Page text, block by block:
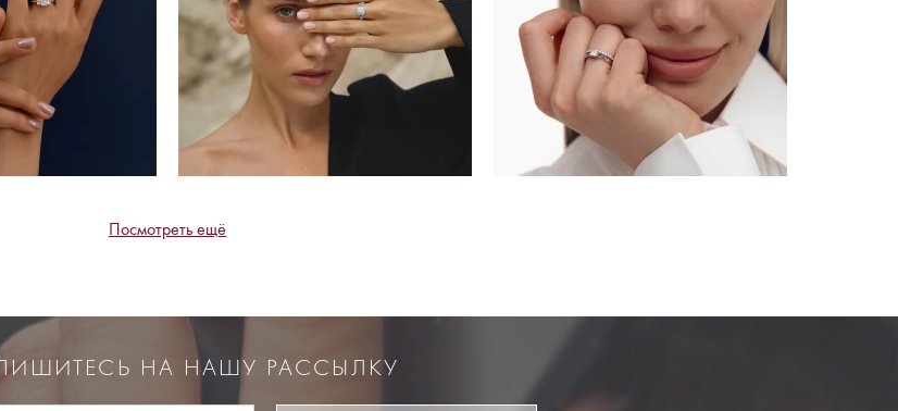
Посмотреть ещё
НА НАШУ РАССЫЛКУ